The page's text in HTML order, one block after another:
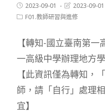
Post
published:
2023-09-01
Post
last
modified:
2023-09-01
PostF01.教師研習與進修
【轉知-國立臺南第
一高級中學辦理地方
【此資訊僅為轉知，
師，請「自行」處理
宜】